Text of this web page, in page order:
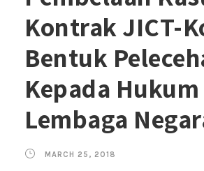
Kontrak JICT-
Bentuk
Kepada
Lembaga
MARCH 25, 2018